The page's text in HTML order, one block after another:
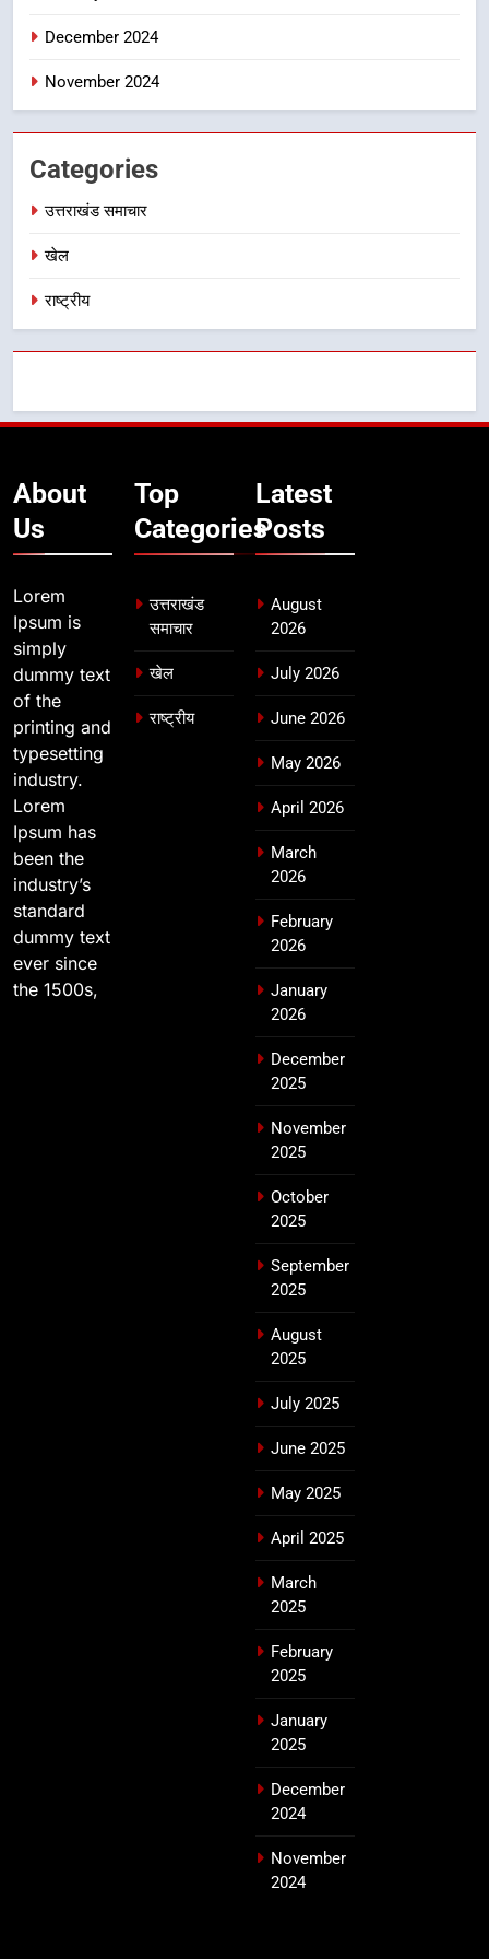
December 2024
November 2024
Categories
उत्तराखंड समाचार
खेल
राष्ट्रीय
About
Us
Lorem
Ipsum is
simply
dummy text
of the
printing and
typesetting
industry.
Lorem
Ipsum has
been the
industry’s
standard
dummy text
ever since
the 1500s,
Top
Categories
उत्तराखंड
समाचार
खेल
राष्ट्रीय
Latest
Posts
August
2026
July 2026
June 2026
May 2026
April 2026
March
2026
February
2026
January
2026
December
2025
November
2025
October
2025
September
2025
August
2025
July 2025
June 2025
May 2025
April 2025
March
2025
February
2025
January
2025
December
2024
November
2024